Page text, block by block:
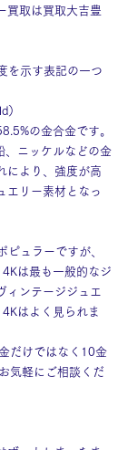
買取は買取大吉豊
を示す表記の一つ
）
の金合金です。
、ニッケルなどの金
により、強度が高
エリー素材となっ
ュラーですが、
は最も一般的なジ
ィンテージジュエ
はよく見られま
だけではなく10金
気軽にご相談くだ